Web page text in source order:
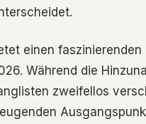
einen
Während die
zweifellos